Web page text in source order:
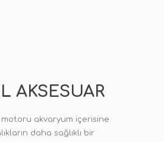
AKSESUAR
motoru akvaryum içerisine
daha sağlıklı bir